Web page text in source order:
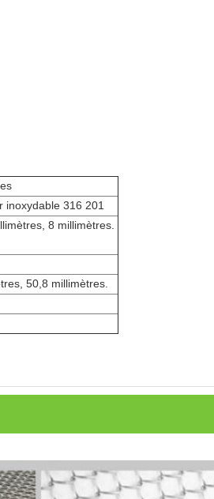
inoxydable 316 201
8 millimètres.
50,8 millimètres.